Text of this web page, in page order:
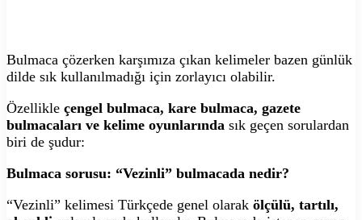
Bulmaca çözerken karşımıza çıkan kelimeler bazen günlük
dilde sık kullanılmadığı için zorlayıcı olabilir.
Özellikle çengel bulmaca, kare bulmaca, gazete
bulmacaları ve kelime oyunlarında sık geçen sorulardan
biri de şudur:
Bulmaca sorusu: “Vezinli” bulmacada nedir?
“Vezinli” kelimesi Türkçede genel olarak ölçülü, tartılı,